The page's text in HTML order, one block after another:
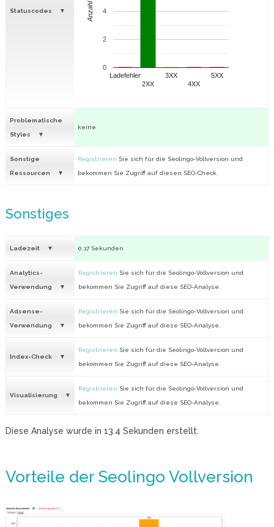
Statuscodes
Ladefehler
2XX
3XX
4XX
5XX
0
2
4
Anzahl
Problematische
Styles
keine
Sonstige
Ressourcen
Registrieren Sie sich für die Seolingo-Vollversion und
bekommen Sie Zugriff auf diesen SEO-Check.
Sonstiges
Ladezeit 0.17 Sekunden
Analytics-
Verwendung
Registrieren Sie sich für die Seolingo-Vollversion und
bekommen Sie Zugriff auf diese SEO-Analyse.
Adsense-
Verwendung
Registrieren Sie sich für die Seolingo-Vollversion und
bekommen Sie Zugriff auf diese SEO-Analyse.
Index-Check
Registrieren Sie sich für die Seolingo-Vollversion und
bekommen Sie Zugriff auf diese SEO-Analyse.
Visualisierung
Registrieren Sie sich für die Seolingo-Vollversion und
bekommen Sie Zugriff auf diese SEO-Analyse.
Diese Analyse wurde in 13.4 Sekunden erstellt.
Vorteile der Seolingo Vollversion